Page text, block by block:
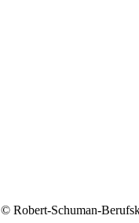
© Robert-Schuman-